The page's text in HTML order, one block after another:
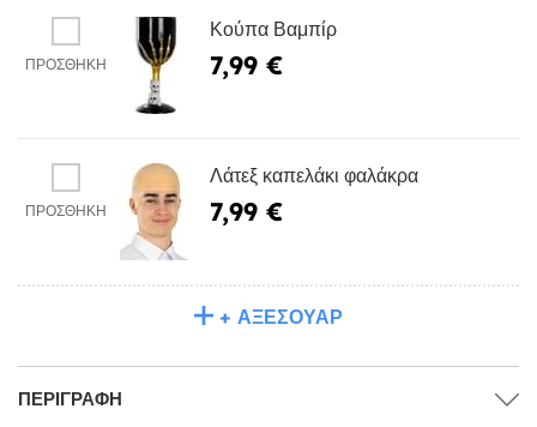
ΠΡΟΣΘΉΚΗ
Κούπα Βαμπίρ
7,99 €
ΠΡΟΣΘΉΚΗ
Λάτεξ καπελάκι φαλάκρα
7,99 €
+ ΑΞΕΣΟΥΆΡ
ΠΕΡΙΓΡΑΦΉ